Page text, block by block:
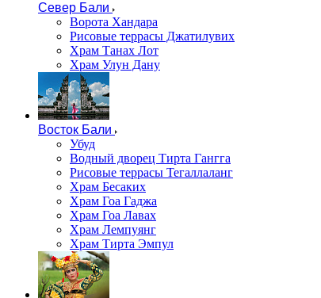
Север Бали
Ворота Хандара
Рисовые террасы Джатилувих
Храм Танах Лот
Храм Улун Дану
Восток Бали
Убуд
Водный дворец Тирта Гангга
Рисовые террасы Тегаллаланг
Храм Бесаких
Храм Гоа Гаджа
Храм Гоа Лавах
Храм Лемпуянг
Храм Тирта Эмпул